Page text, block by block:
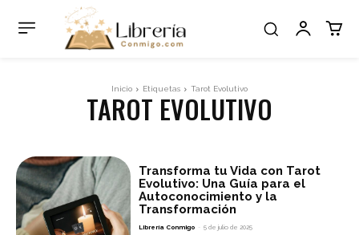
Inicio Etiquetas Tarot Evolutivo
TAROT EVOLUTIVO
Transforma tu Vida con Tarot
Evolutivo: Una Guía para el
Autoconocimiento y la
Transformación
Librería Conmigo - 5 de julio de 2025